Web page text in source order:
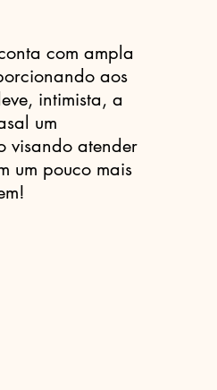
com ampla
aos
intimista, a
um
visando atender
um pouco mais